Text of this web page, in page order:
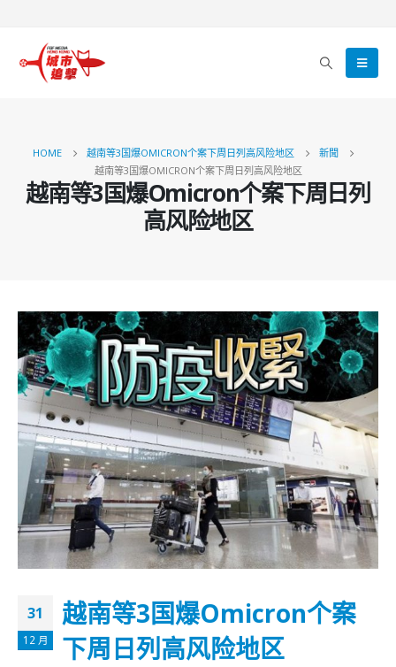
HOME 越南等3国爆OMICRON个案下周日列高风险地区
新聞
越南等3国爆OMICRON个案下周日列高风险地区
越南等3国爆Omicron个案下周日列
高风险地区
31
12 月
越南等3国爆Omicron个案
下周日列高风险地区